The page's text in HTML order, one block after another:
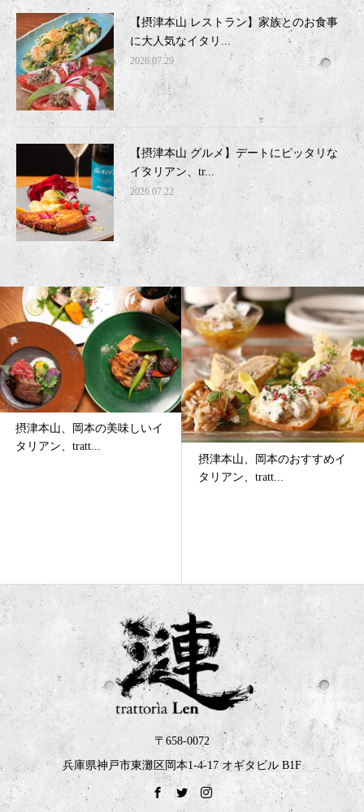
【摂津本山 レストラン】家族とのお食事
に大人気なイタリ...
2026.07.29
【摂津本山 グルメ】デートにピッタリな
イタリアン、tr...
2026.07.22
摂津本山、岡本の美味しいイ
タリアン、tratt...
摂津本山、岡本のおすすめイ
タリアン、tratt...
〒658-0072
兵庫県神戸市東灘区岡本1-4-17 オギタビル B1F